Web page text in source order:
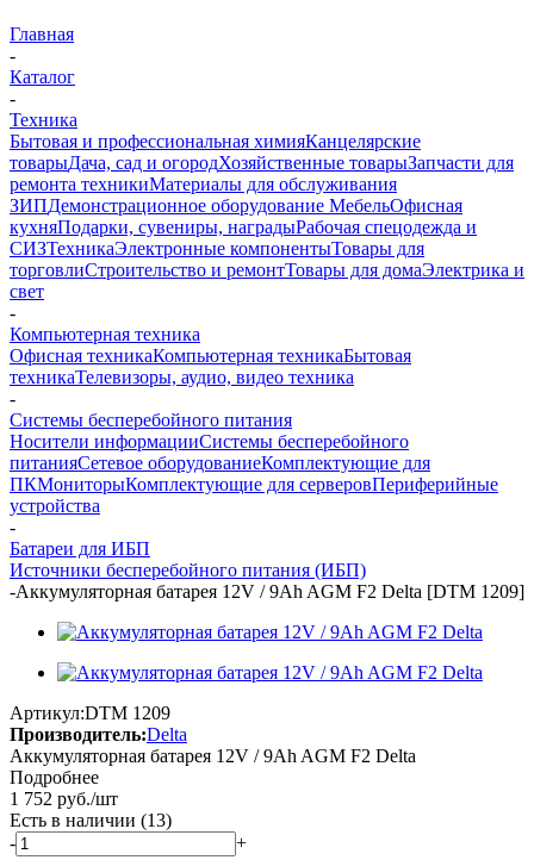
Главная
-
Каталог
-
Техника
Бытовая и профессиональная химияКанцелярские
товарыДача, сад и огородХозяйственные товарыЗапчасти для
ремонта техникиМатериалы для обслуживания
ЗИПДемонстрационное оборудование МебельОфисная
кухняПодарки, сувениры, наградыРабочая спецодежда и
СИЗТехникаЭлектронные компонентыТовары для
торговлиСтроительство и ремонтТовары для домаЭлектрика и
свет
-
Компьютерная техника
Офисная техникаКомпьютерная техникаБытовая
техникаТелевизоры, аудио, видео техника
-
Системы бесперебойного питания
Носители информацииСистемы бесперебойного
питанияСетевое оборудованиеКомплектующие для
ПКМониторыКомплектующие для серверовПериферийные
устройства
-
Батареи для ИБП
Источники бесперебойного питания (ИБП)
-Аккумуляторная батарея 12V / 9Ah AGM F2 Delta [DTM 1209]
Артикул:DTM 1209
Производитель:Delta
Аккумуляторная батарея 12V / 9Ah AGM F2 Delta
Подробнее
1 752 руб./шт
Есть в наличии (13)
-
+